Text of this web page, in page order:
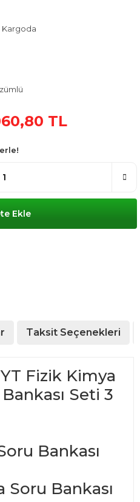
Kargoda
TL
Ekle
Taksit Seçenekleri
Fizik Kimya
Seti 3
Bankası
Bankası